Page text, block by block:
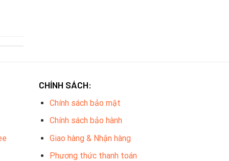
CHÍNH SÁCH:
Chính sách bảo mật
Chính sách bảo hành
Giao hàng & Nhận hàng
Phương thức thanh toán